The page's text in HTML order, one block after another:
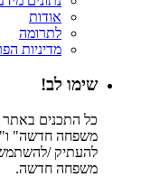
אודות
לתרומה
מדיניות
שימו לב!
כל התכנים באתר
משפחה חדשה"
להעתיק /
משפחה חדשה.